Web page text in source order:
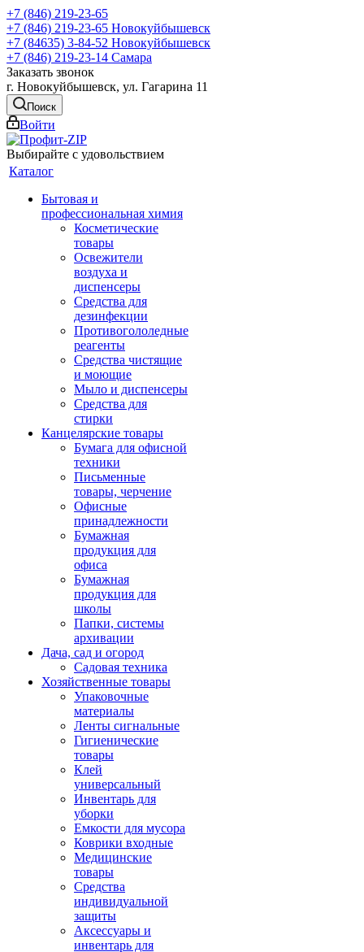
+7 (846) 219-23-65
+7 (846) 219-23-65 Новокуйбышевск
+7 (84635) 3-84-52 Новокуйбышевск
+7 (846) 219-23-14 Самара
Заказать звонок
г. Новокуйбышевск, ул. Гагарина 11
Поиск
Войти
Выбирайте с удовольствием
Каталог
Бытовая и
профессиональная химия
Косметические
товары
Освежители
воздуха и
диспенсеры
Средства для
дезинфекции
Противогололедные
реагенты
Средства чистящие
и моющие
Мыло и диспенсеры
Средства для
стирки
Канцелярские товары
Бумага для офисной
техники
Письменные
товары, черчение
Офисные
принадлежности
Бумажная
продукция для
офиса
Бумажная
продукция для
школы
Папки, системы
архивации
Дача, сад и огород
Садовая техника
Хозяйственные товары
Упаковочные
материалы
Ленты сигнальные
Гигиенические
товары
Клей
универсальный
Инвентарь для
уборки
Емкости для мусора
Коврики входные
Медицинские
товары
Средства
индивидуальной
защиты
Аксессуары и
инвентарь для